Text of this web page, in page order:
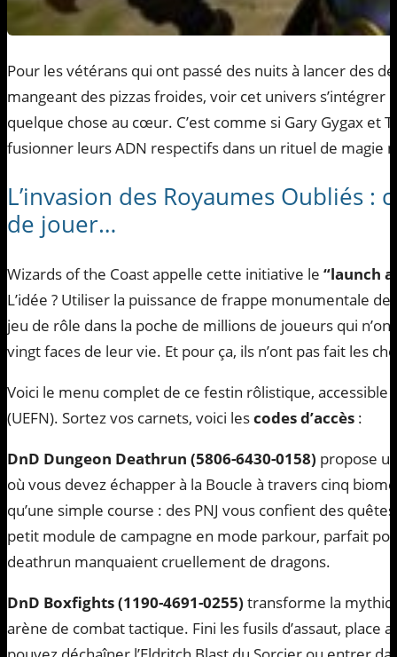
Pour les vétérans qui ont passé des nuits à lancer des
mangeant des pizzas froides, voir cet univers s’intégrer
quelque chose au cœur. C’est comme si Gary Gygax et
fusionner leurs ADN respectifs dans un rituel de magie
L’invasion des Royaumes Oubliés :
de jouer…
Wizards of the Coast appelle cette initiative le “launch
L’idée ? Utiliser la puissance de frappe monumentale
jeu de rôle dans la poche de millions de joueurs qui
vingt faces de leur vie. Et pour ça, ils n’ont pas fait les
Voici le menu complet de ce festin rôlistique,
(UEFN). Sortez vos carnets, voici lescodes d’accès :
DnD Dungeon Deathrun (5806-6430-0158) propose
où vous devez échapper à la Boucle à travers cinq
qu’une simple course : des PNJ vous confient des
petit module de campagne en mode parkour, parfait
deathrun manquaient cruellement de dragons.
DnD Boxfights (1190-4691-0255) transforme la
arène de combat tactique. Fini les fusils d’assaut, place